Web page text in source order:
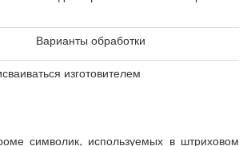
Варианты обработки
изготовителем
символик, используемых в штриховом